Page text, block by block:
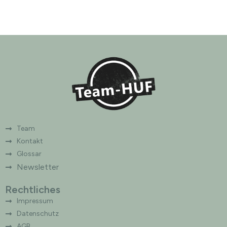
n
Team
Kontakt
Glossar
Newsletter
Rechtliches
Impressum
Datenschutz